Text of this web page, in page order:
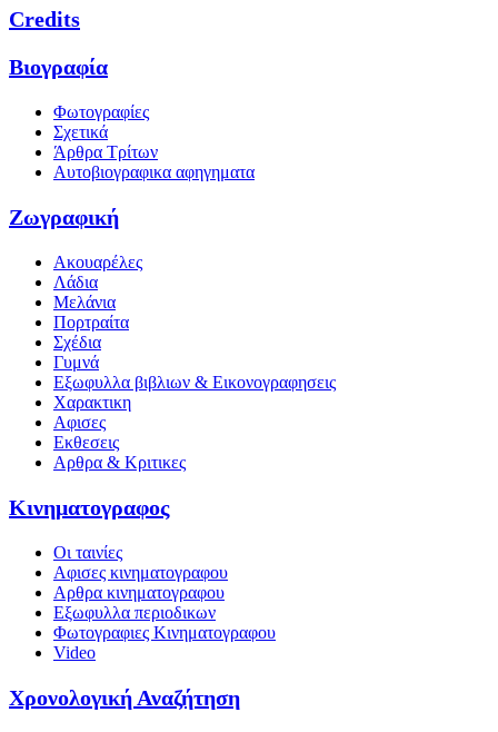
Credits
Βιογραφία
Φωτογραφίες
Σχετικά
Άρθρα Τρίτων
Αυτοβιογραφικα αφηγηματα
Ζωγραφική
Ακουαρέλες
Λάδια
Μελάνια
Πορτραίτα
Σχέδια
Γυμνά
Εξωφυλλα βιβλιων & Εικονογραφησεις
Χαρακτικη
Αφισες
Εκθεσεις
Αρθρα & Κριτικες
Κινηματογραφος
Οι ταινίες
Αφισες κινηματογραφου
Αρθρα κινηματογραφου
Εξωφυλλα περιοδικων
Φωτογραφιες Κινηματογραφου
Video
Χρονολογική Αναζήτηση